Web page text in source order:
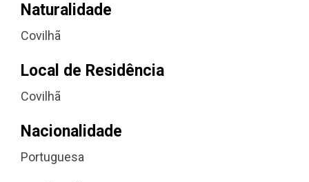
Naturalidade
Covilhã
Local de Residência
Covilhã
Nacionalidade
Portuguesa